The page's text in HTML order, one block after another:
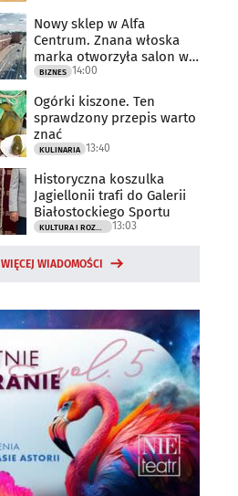
Nowy sklep w Alfa
Centrum. Znana włoska
marka otworzyła salon w
Białymstoku
BIZNES 14:00
Ogórki kiszone. Ten
sprawdzony przepis warto
znać
KULINARIA 13:40
Historyczna koszulka
Jagiellonii trafi do Galerii
Białostockiego Sportu
13:03
WIĘCEJ WIADOMOŚCI